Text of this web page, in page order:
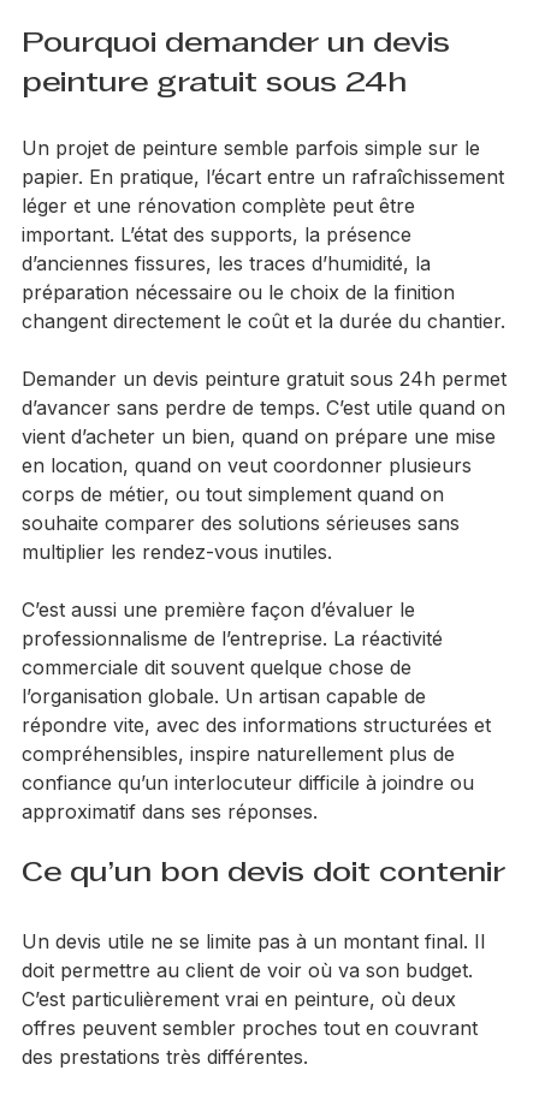
comprendre ce qui est prévu, ce qui ne l’est pas, et
dans quelles conditions le chantier sera réalisé.
Pourquoi demander un devis
peinture gratuit sous 24h
Un projet de peinture semble parfois simple sur le
papier. En pratique, l’écart entre un rafraîchissement
léger et une rénovation complète peut être
important. L’état des supports, la présence
préparation nécessaire ou le choix de la finition
changent directement le coût et la durée du chantier.
Demander un devis peinture gratuit sous 24h permet
d’avancer sans perdre de temps. C’est utile quand on
vient d’acheter un bien, quand on prépare une mise
en location, quand on veut coordonner plusieurs
souhaite comparer des solutions sérieuses sans
multiplier les rendez-vous inutiles.
C’est aussi une première façon d’évaluer le
professionnalisme de l’entreprise. La réactivité
commerciale dit souvent quelque chose de
l’organisation globale. Un artisan capable de
répondre vite, avec des informations structurées et
confiance qu’un interlocuteur difficile à joindre ou
Ce qu’un bon devis doit contenir
Un devis utile ne se limite pas à un montant final. Il
doit permettre au client de voir où va son budget.